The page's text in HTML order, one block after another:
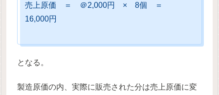
売上原価 ＝ ＠2,000円 × 8個 ＝
16,000円
となる。
製造原価の内、実際に販売された分は売上原価に変